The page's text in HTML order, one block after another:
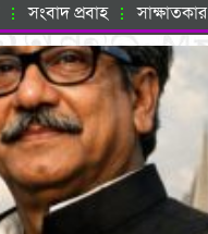
সংবাদ প্রবাহ সাক্ষাতকার